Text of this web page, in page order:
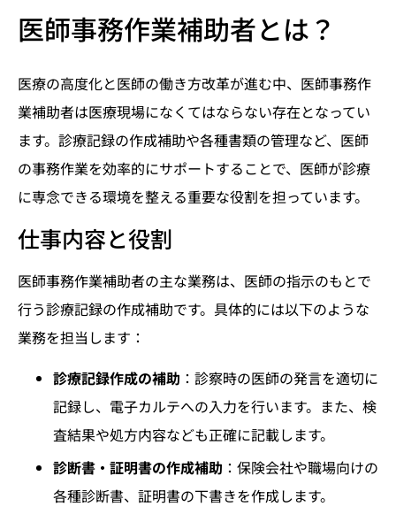
医師事務作業補助者とは？
医療の高度化と医師の働き方改革が進む中、医師事務作
業補助者は医療現場になくてはならない存在となってい
ます。診療記録の作成補助や各種書類の管理など、医師
の事務作業を効率的にサポートすることで、医師が診療
に専念できる環境を整える重要な役割を担っています。
仕事内容と役割
医師事務作業補助者の主な業務は、医師の指示のもとで
行う診療記録の作成補助です。具体的には以下のような
業務を担当します：
診療記録作成の補助 ：診察時の医師の発言を適切に
記録し、電子カルテへの入力を行います。また、検
査結果や処方内容なども正確に記載します。
診断書・証明書の作成補助 ：保険会社や職場向けの
各種診断書、証明書の下書きを作成します。